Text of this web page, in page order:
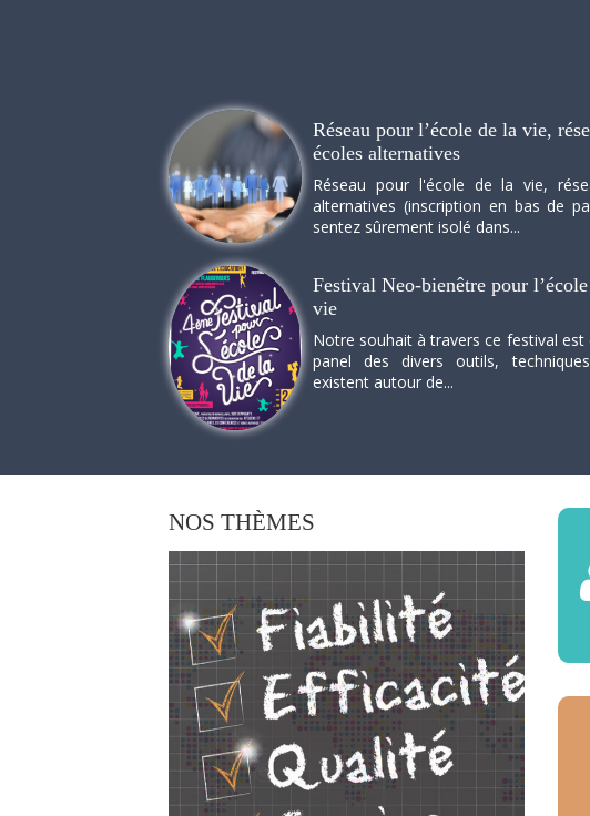
Réseau pour l’école de la vie,
écoles alternatives
Réseau pour l'école de la vie,
alternatives (inscription en bas de
sentez sûrement isolé dans...
Festival Neo-bienêtre pour
vie
Notre souhait à travers ce festival est
panel des divers outils,
existent autour de...
NOS THÈMES